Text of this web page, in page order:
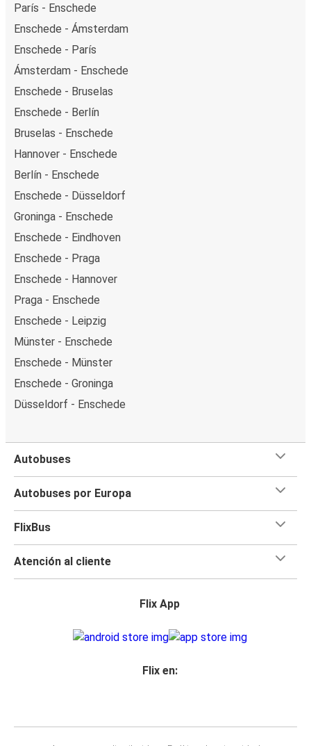
París - Enschede
Enschede - Ámsterdam
Enschede - París
Ámsterdam - Enschede
Enschede - Bruselas
Enschede - Berlín
Bruselas - Enschede
Hannover - Enschede
Berlín - Enschede
Enschede - Düsseldorf
Groninga - Enschede
Enschede - Eindhoven
Enschede - Praga
Enschede - Hannover
Praga - Enschede
Enschede - Leipzig
Münster - Enschede
Enschede - Münster
Enschede - Groninga
Düsseldorf - Enschede
Autobuses
Autobuses por Europa
FlixBus
Atención al cliente
Flix App
Flix en: